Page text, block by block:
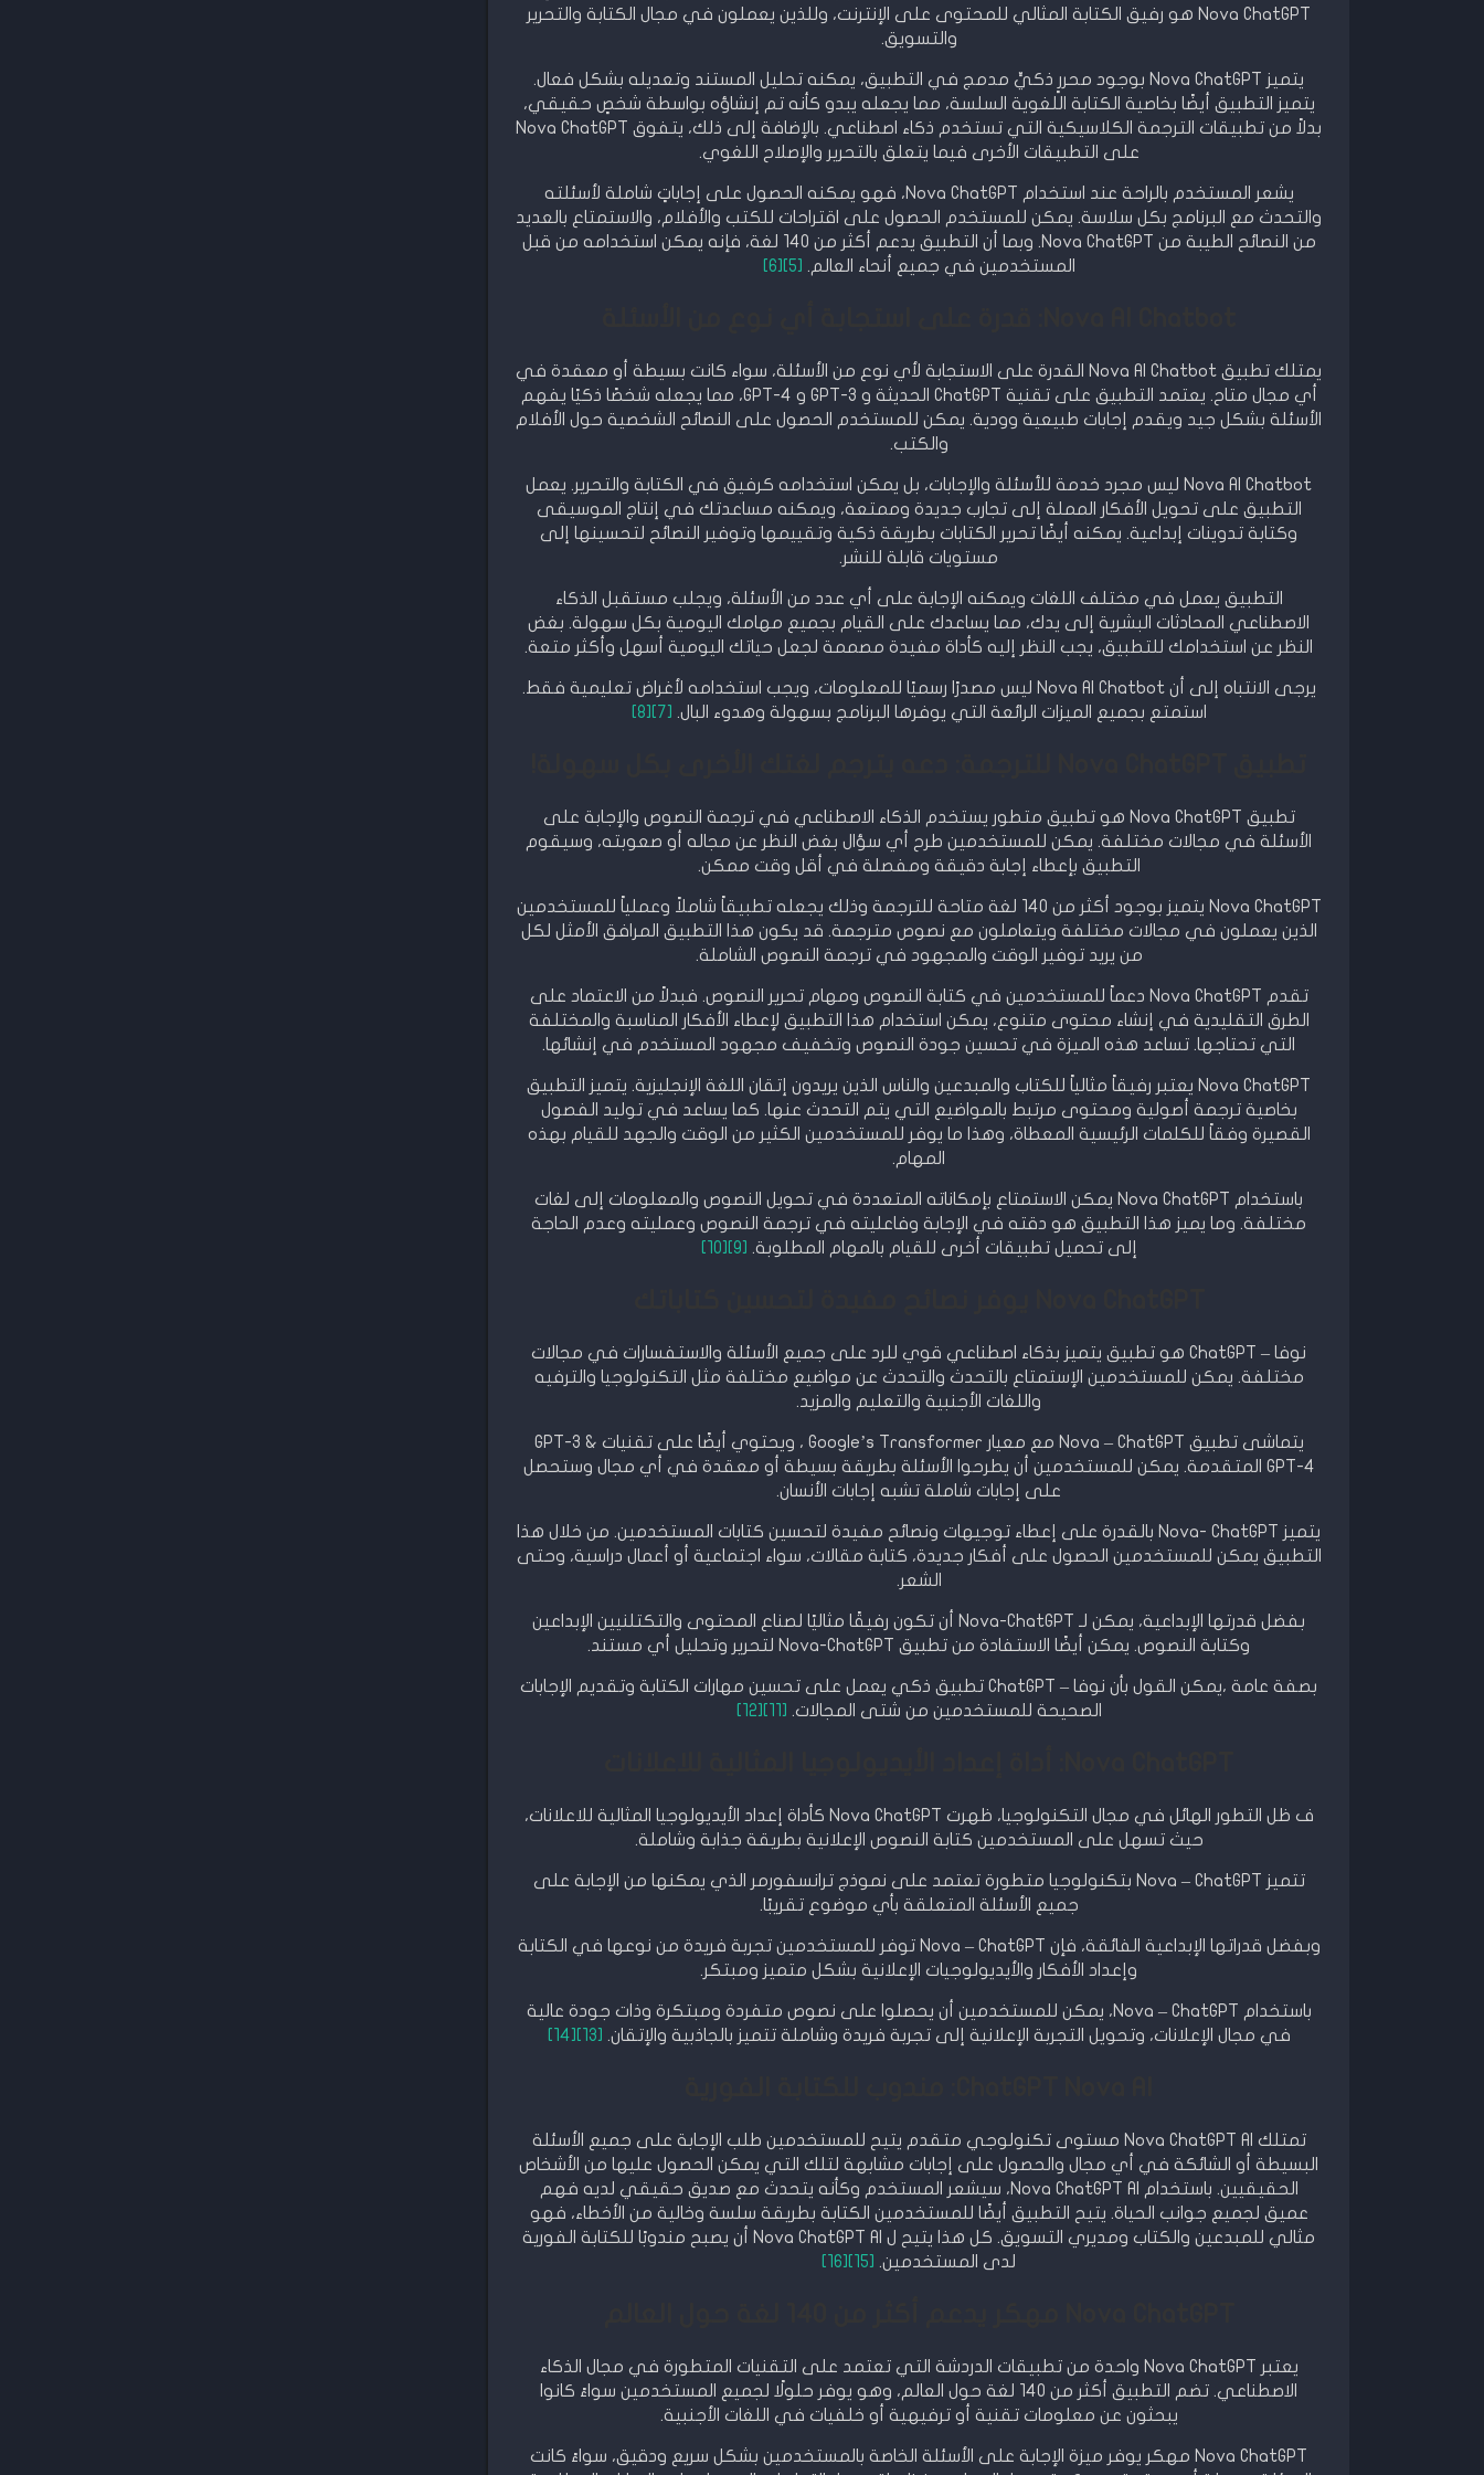
Nova ChatGPT هو رفيق الكتابة المثالي للمحتوى على الإنترنت، وللذين يعملون في مجال الكتابة والتحرير
والتسويق.
يتميز Nova ChatGPT بوجود محررٍ ذكيٍّ مدمج في التطبيق، يمكنه تحليل المستند وتعديله بشكل فعال.
يتميز التطبيق أيضًا بخاصية الكتابة اللغوية السلسة، مما يجعله يبدو كأنه تم إنشاؤه بواسطة شخصٍ حقيقي،
بدلاً من تطبيقات الترجمة الكلاسيكية التي تستخدم ذكاء اصطناعي. بالإضافة إلى ذلك، يتفوق Nova ChatGPT
على التطبيقات الأخرى فيما يتعلق بالتحرير والإصلاح اللغوي.
يشعر المستخدم بالراحة عند استخدام Nova ChatGPT، فهو يمكنه الحصول على إجاباتٍ شاملة لأسئلته
والتحدث مع البرنامج بكل سلاسة. يمكن للمستخدم الحصول على اقتراحات للكتب والأفلام، والاستمتاع بالعديد
من النصائح الطيبة من Nova ChatGPT. وبما أن التطبيق يدعم أكثر من 140 لغة، فإنه يمكن استخدامه من قبل
المستخدمين في جميع أنحاء العالم. [5]
[6]
يمتلك تطبيق Nova AI Chatbot القدرة على الاستجابة لأي نوع من الأسئلة، سواء كانت بسيطة أو معقدة في
أي مجال متاح. يعتمد التطبيق على تقنية ChatGPT الحديثة و GPT-3 و GPT-4، مما يجعله شخصًا ذكيًا يفهم
الأسئلة بشكل جيد ويقدم إجابات طبيعية وودية. يمكن للمستخدم الحصول على النصائح الشخصية حول الأفلام
والكتب.
Nova AI Chatbot ليس مجرد خدمة للأسئلة والإجابات، بل يمكن استخدامه كرفيق في الكتابة والتحرير. يعمل
التطبيق على تحويل الأفكار المملة إلى تجارب جديدة وممتعة، ويمكنه مساعدتك في إنتاج الموسيقى
وكتابة تدوينات إبداعية. يمكنه أيضًا تحرير الكتابات بطريقة ذكية وتقييمها وتوفير النصائح لتحسينها إلى
مستويات قابلة للنشر.
التطبيق يعمل في مختلف اللغات ويمكنه الإجابة على أي عدد من الأسئلة، ويجلب مستقبل الذكاء
الاصطناعي المحادثات البشرية إلى يدك، مما يساعدك على القيام بجميع مهامك اليومية بكل سهولة. بغض
النظر عن استخدامك للتطبيق، يجب النظر إليه كأداة مفيدة مصممة لجعل حياتك اليومية أسهل وأكثر متعة.
يرجى الانتباه إلى أن Nova AI Chatbot ليس مصدرًا رسميًا للمعلومات، ويجب استخدامه لأغراض تعليمية فقط.
استمتع بجميع الميزات الرائعة التي يوفرها البرنامج بسهولة وهدوء البال. [7]
[8]
تطبيق Nova ChatGPT هو تطبيق متطور يستخدم الذكاء الاصطناعي في ترجمة النصوص والإجابة على
الأسئلة في مجالات مختلفة. يمكن للمستخدمين طرح أي سؤال بغض النظر عن مجاله أو صعوبته، وسيقوم
التطبيق بإعطاء إجابة دقيقة ومفصلة في أقل وقت ممكن.
Nova ChatGPT يتميز بوجود أكثر من 140 لغة متاحة للترجمة وذلك يجعله تطبيقاً شاملاً وعملياً للمستخدمين
الذين يعملون في مجالات مختلفة ويتعاملون مع نصوص مترجمة. قد يكون هذا التطبيق المرافق الأمثل لكل
من يريد توفير الوقت والمجهود في ترجمة النصوص الشاملة.
تقدم Nova ChatGPT دعماً للمستخدمين في كتابة النصوص ومهام تحرير النصوص. فبدلاً من الاعتماد على
الطرق التقليدية في إنشاء محتوى متنوع، يمكن استخدام هذا التطبيق لإعطاء الأفكار المناسبة والمختلفة
التي تحتاجها. تساعد هذه الميزة في تحسين جودة النصوص وتخفيف مجهود المستخدم في إنشائها.
Nova ChatGPT يعتبر رفيقاً مثالياً للكتاب والمبدعين والناس الذين يريدون إتقان اللغة الإنجليزية. يتميز التطبيق
بخاصية ترجمة أصولية ومحتوى مرتبط بالمواضيع التي يتم التحدث عنها. كما يساعد في توليد الفصول
القصيرة وفقاً للكلمات الرئيسية المعطاة، وهذا ما يوفر للمستخدمين الكثير من الوقت والجهد للقيام بهذه
المهام.
باستخدام Nova ChatGPT يمكن الاستمتاع بإمكاناته المتعددة في تحويل النصوص والمعلومات إلى لغات
مختلفة. وما يميز هذا التطبيق هو دقته في الإجابة وفاعليته في ترجمة النصوص وعمليته وعدم الحاجة
إلى تحميل تطبيقات أخرى للقيام بالمهام المطلوبة. [9]
[10]
نوفا – ChatGPT هو تطبيق يتميز بذكاء اصطناعي قوي للرد على جميع الأسئلة والاستفسارات في مجالات
مختلفة. يمكن للمستخدمين الإستمتاع بالتحدث والتحدث عن مواضيع مختلفة مثل التكنولوجيا والترفيه
واللغات الأجنبية والتعليم والمزيد.
يتماشى تطبيق Nova – ChatGPT مع معيار Google’s Transformer ، ويحتوي أيضًا على تقنيات GPT-3 &
GPT-4 المتقدمة. يمكن للمستخدمين أن يطرحوا الأسئلة بطريقة بسيطة أو معقدة في أي مجال وستحصل
على إجابات شاملة تشبه إجابات الأنسان.
يتميز Nova- ChatGPT بالقدرة على إعطاء توجيهات ونصائح مفيدة لتحسين كتابات المستخدمين. من خلال هذا
التطبيق يمكن للمستخدمين الحصول على أفكار جديدة، كتابة مقالات، سواء اجتماعية أو أعمال دراسية، وحتى
الشعر.
بفضل قدرتها الإبداعية، يمكن لـ Nova-ChatGPT أن تكون رفيقًا مثاليًا لصناع المحتوى والتكتلنيين الإبداعين
وكتابة النصوص. يمكن أيضًا الاستفادة من تطبيق Nova-ChatGPT لتحرير وتحليل أي مستند.
بصفة عامة ،يمكن القول بأن نوفا – ChatGPT تطبيق ذكي يعمل على تحسين مهارات الكتابة وتقديم الإجابات
الصحيحة للمستخدمين من شتى المجالات. [11]
[12]
ف ظل التطور الهائل في مجال التكنولوجيا، ظهرت Nova ChatGPT كأداة إعداد الأيديولوجيا المثالية للاعلانات،
حيث تسهل على المستخدمين كتابة النصوص الإعلانية بطريقة جذابة وشاملة.
تتميز Nova – ChatGPT بتكنولوجيا متطورة تعتمد على نموذج ترانسفورمر الذي يمكنها من الإجابة على
جميع الأسئلة المتعلقة بأي موضوع تقريبًا.
وبفضل قدراتها الإبداعية الفائقة، فإن Nova – ChatGPT توفر للمستخدمين تجربة فريدة من نوعها في الكتابة
وإعداد الأفكار والأيديولوجيات الإعلانية بشكل متميز ومبتكر.
باستخدام Nova – ChatGPT، يمكن للمستخدمين أن يحصلوا على نصوص متفردة ومبتكرة وذات جودة عالية
في مجال الإعلانات، وتحويل التجربة الإعلانية إلى تجربة فريدة وشاملة تتميز بالجاذبية والإتقان. [13]
[14]
تمتلك Nova ChatGPT AI مستوى تكنولوجي متقدم يتيح للمستخدمين طلب الإجابة على جميع الأسئلة
البسيطة أو الشائكة في أي مجال والحصول على إجابات مشابهة لتلك التي يمكن الحصول عليها من الأشخاص
الحقيقيين. باستخدام Nova ChatGPT AI، سيشعر المستخدم وكأنه يتحدث مع صديق حقيقي لديه فهم
عميق لجميع جوانب الحياة. يتيح التطبيق أيضًا للمستخدمين الكتابة بطريقة سلسة وخالية من الأخطاء، فهو
مثالي للمبدعين والكتاب ومديري التسويق. كل هذا يتيح ل Nova ChatGPT AI أن يصبح مندوبًا للكتابة الفورية
لدى المستخدمين. [15]
[16]
يعتبر Nova ChatGPT واحدة من تطبيقات الدردشة التي تعتمد على التقنيات المتطورة في مجال الذكاء
الاصطناعي. تضم التطبيق أكثر من 140 لغة حول العالم، وهو يوفر حلولًا لجميع المستخدمين سواءً كانوا
يبحثون عن معلومات تقنية أو ترفيهية أو خلفيات في اللغات الأجنبية.
Nova ChatGPT مهكر يوفر ميزة الإجابة على الأسئلة الخاصة بالمستخدمين بشكل سريع ودقيق، سواءً كانت